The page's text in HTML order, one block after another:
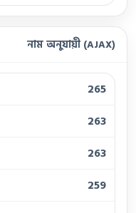
নাম অনুযায়ী (AJAX)
265
263
263
259